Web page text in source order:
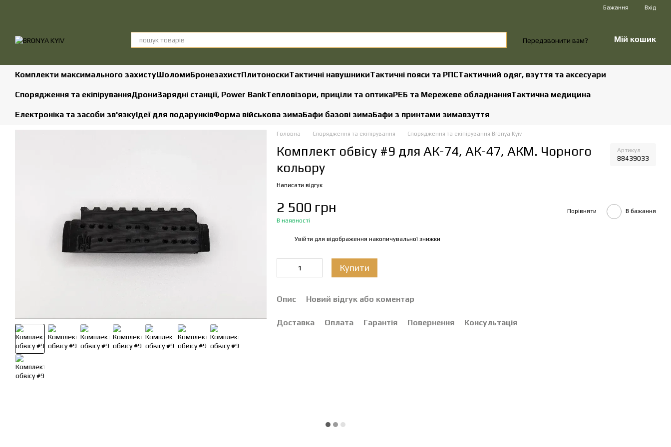
Бажання Вхід
Передзвонити вам? Мій кошик
Комплекти максимального захистуШоломиБронезахистПлитоноскиТактичні навушникиТактичні пояси та РПСТактичний одяг, взуття та аксесуари
Спорядження та екіпіруванняДрониЗарядні станції, Power BankТепловізори, приціли та оптикаРЕБ та Мережеве обладнанняТактична медицина
Електроніка та засоби зв'язкуІдеї для подарунківФорма військова зимаБафи базові зимаБафи з принтами зимавзуття
Головна Спорядження та екіпірування Спорядження та екіпірування Bronya Kyiv
Комплект обвісу #9 для АК-74, АК-47, АКМ. Чорного
кольору
Артикул
88439033
Написати відгук
2 500 грн
В наявності
Порівняти В бажання
Увійти для відображення накопичувальної знижки
Купити
Опис Новий відгук або коментар
Доставка Оплата Гарантія Повернення Консультація